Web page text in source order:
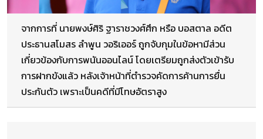
จากการที่ นายพงษ์ศิริ ฐาราชวงศ์ศึก หรือ บอสตาล อดีต
ประธานสโมสร ลำพูน วอริเออร์ ถูกจับกุมในข้อหามีส่วน
เกี่ยวข้องกับการพนันออนไลน์ โดยเตรียมถูกส่งตัวเข้ารับ
การฝากขังแล้ว หลังเจ้าหน้าที่ตำรวจคัดการค้านการยื่น
ประกันตัว เพราะเป็นคดีที่มีโทษอัตราสูง